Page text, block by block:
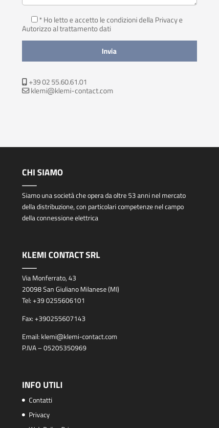
* Ho letto e accetto le condizioni della Privacye
Autorizzo al trattamento dati
+39 02 55.60.61.01
klemi@klemi-contact.com
CHI SIAMO
Siamo una società che opera da oltre 53 anni nel mercato
della distribuzione, con particolari competenze nel campo
della connessione elettrica
KLEMI CONTACT SRL
Via Monferrato, 43
20098 San Giuliano Milanese (MI)
Tel:+39 0255606101
Fax:+390255607143
Email: klemi@klemi-contact.com
P.IVA – 05205350969
INFO UTILI
Contatti
Privacy